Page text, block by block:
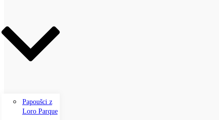
Papoušci z
Loro Parque